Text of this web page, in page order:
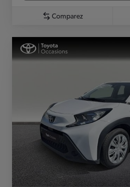
Comparez